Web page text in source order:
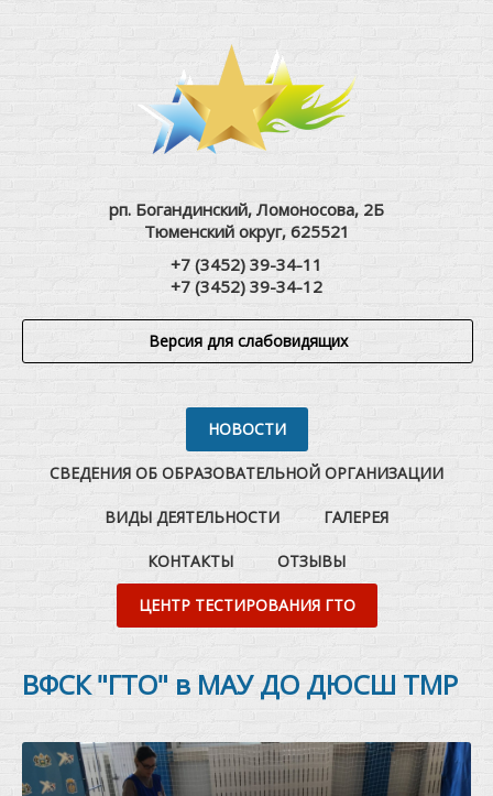
рп. Богандинский, Ломоносова, 2Б
Тюменский округ, 625521
+7 (3452) 39-34-11
+7 (3452) 39-34-12
Версия для слабовидящих
НОВОСТИ
СВЕДЕНИЯ ОБ ОБРАЗОВАТЕЛЬНОЙ ОРГАНИЗАЦИИ
ВИДЫ ДЕЯТЕЛЬНОСТИ ГАЛЕРЕЯ
КОНТАКТЫ ОТЗЫВЫ
ЦЕНТР ТЕСТИРОВАНИЯ ГТО
ВФСК "ГТО" в МАУ ДО ДЮСШ ТМР